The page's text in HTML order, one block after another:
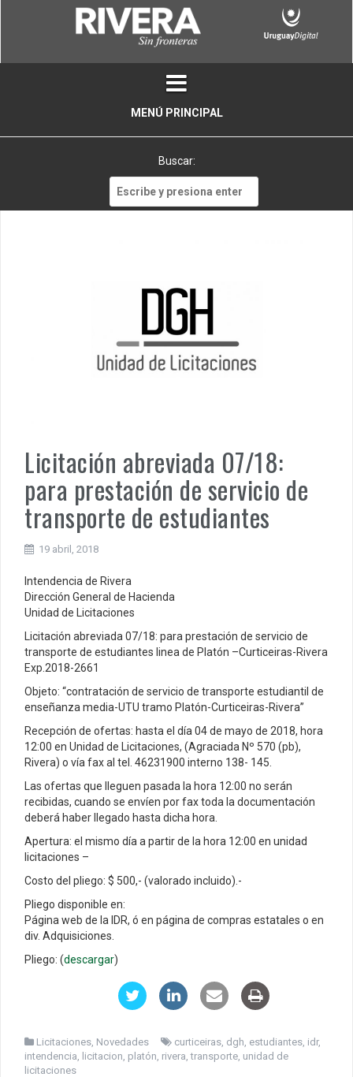
MENÚ PRINCIPAL
Buscar:
Licitación abreviada 07/18:
para prestación de servicio de
transporte de estudiantes
19 abril, 2018
Intendencia de Rivera
Dirección General de Hacienda
Unidad de Licitaciones
Licitación abreviada 07/18: para prestación de servicio de
transporte de estudiantes linea de Platón –Curticeiras-Rivera
Exp.2018-2661
Objeto: “contratación de servicio de transporte estudiantil de
enseñanza media-UTU tramo Platón-Curticeiras-Rivera”
Recepción de ofertas: hasta el día 04 de mayo de 2018, hora
12:00 en Unidad de Licitaciones, (Agraciada Nº 570 (pb),
Rivera) o vía fax al tel. 46231900 interno 138- 145.
Las ofertas que lleguen pasada la hora 12:00 no serán
recibidas, cuando se envíen por fax toda la documentación
deberá haber llegado hasta dicha hora.
Apertura: el mismo día a partir de la hora 12:00 en unidad
licitaciones –
Costo del pliego: $ 500,- (valorado incluido).-
Pliego disponible en:
Página web de la IDR, ó en página de compras estatales o en
div. Adquisiciones.
Pliego: (descargar)
Licitaciones Novedades curticeiras dgh estudiantes idr,
intendencia
licitacion platón rivera ,transporte unidad de
licitaciones